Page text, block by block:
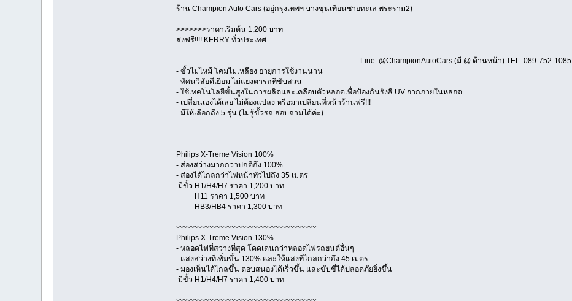
ร้าน Champion Auto Cars (อยู่กรุงเทพฯ บางขุนเทียนชายทะเล พระราม2)
>>>>>>>ราคาเริ่มต้น 1,200 บาท
ส่งฟรี!!!! KERRY ทั่วประเทศ
Line: @ChampionAutoCars (มี @ ด้านหน้า) TEL: 089-752-1085
- ขั้วไม่ไหม้ โคมไม่เหลือง อายุการใช้งานนาน
- ทัศนวิสัยดีเยี่ยม ไม่แยงตารถที่ขับสวน
- ใช้เทคโนโลยีขั้นสูงในการผลิตและเคลือบตัวหลอดเพื่อป้องกันรังสี UV จากภายในหลอด
- เปลี่ยนเองได้เลย ไม่ต้องแปลง หรือมาเปลี่ยนที่หน้าร้านฟรี!!!
- มีให้เลือกถึง 5 รุ่น (ไม่รู้ขั้วรถ สอบถามได้ค่ะ)
Philips X-Treme Vision 100%
- ส่องสว่างมากกว่าปกติถึง 100%
- ส่องได้ไกลกว่าไฟหน้าทั่วไปถึง 35 เมตร
มีขั้ว H1/H4/H7 ราคา 1,200 บาท
H11 ราคา 1,500 บาท
HB3/HB4 ราคา 1,300 บาท
〰〰〰〰〰〰〰〰〰〰〰〰〰〰〰〰〰〰〰
Philips X-Treme Vision 130%
- หลอดไฟที่สว่างที่สุด โดดเด่นกว่าหลอดไฟรถยนต์อื่นๆ
- แสงสว่างที่เพิ่มขึ้น 130% และให้แสงที่ไกลกว่าถึง 45 เมตร
- มองเห็นได้ไกลขึ้น ตอบสนองได้เร็วขึ้น และขับขี่ได้ปลอดภัยยิ่งขึ้น
มีขั้ว H1/H4/H7 ราคา 1,400 บาท